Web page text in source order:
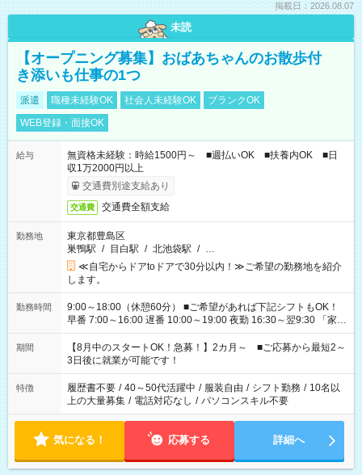
掲載日：2026.08.07
未読
【オープニング募集】おばあちゃんのお散歩付
き添いも仕事の1つ
派遣 職種未経験OK 社会人未経験OK
ブランクOK
WEB登録・面接OK
給与
無資格未経験：時給1500円～ ■週払いOK ■扶養内OK ■日
収1万2000円以上
交通費別途支給あり
交通費 交通費全額支給
勤務地
東京都豊島区
巣鴨駅 / 目白駅 / 北池袋駅 / …
≪自宅からドアtoドアで30分以内！≫ご希望の勤務地を紹介
します。
勤務時間
9:00～18:00（休憩60分） ■ご希望があれば下記シフトもOK！
早番 7:00～16:00 遅番 10:00～19:00 夜勤 16:30～翌9:30 「家族
と休みを合わせたい」 「余裕を持って夕飯の準備がしたい」
「できれば残業はしたくない」 など、ご希望を教えてください
ね。 ※Wワーク希望の方へ 今ご覧のお仕事で希望する勤務時間
と、もう1つのお仕事の勤務時間。 合計で週40時間を超える場
合は応募できません。
期間
【8月中のスタートOK！急募！】2カ月～ ■ご応募から最短2～
3日後に就業が可能です！
特徴 履歴書不要 / 40～50代活躍中 / 服装自由 / シフト勤務 / 10名以
上の大量募集 / 電話対応なし / パソコンスキル不要
気になる！ 応募する 詳細へ